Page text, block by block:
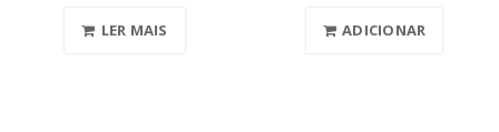
LER MAIS ADICIONAR